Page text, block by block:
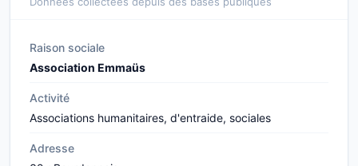
Raison sociale
Association Emmaüs
Activité
Associations humanitaires, d'entraide, sociales
Adresse